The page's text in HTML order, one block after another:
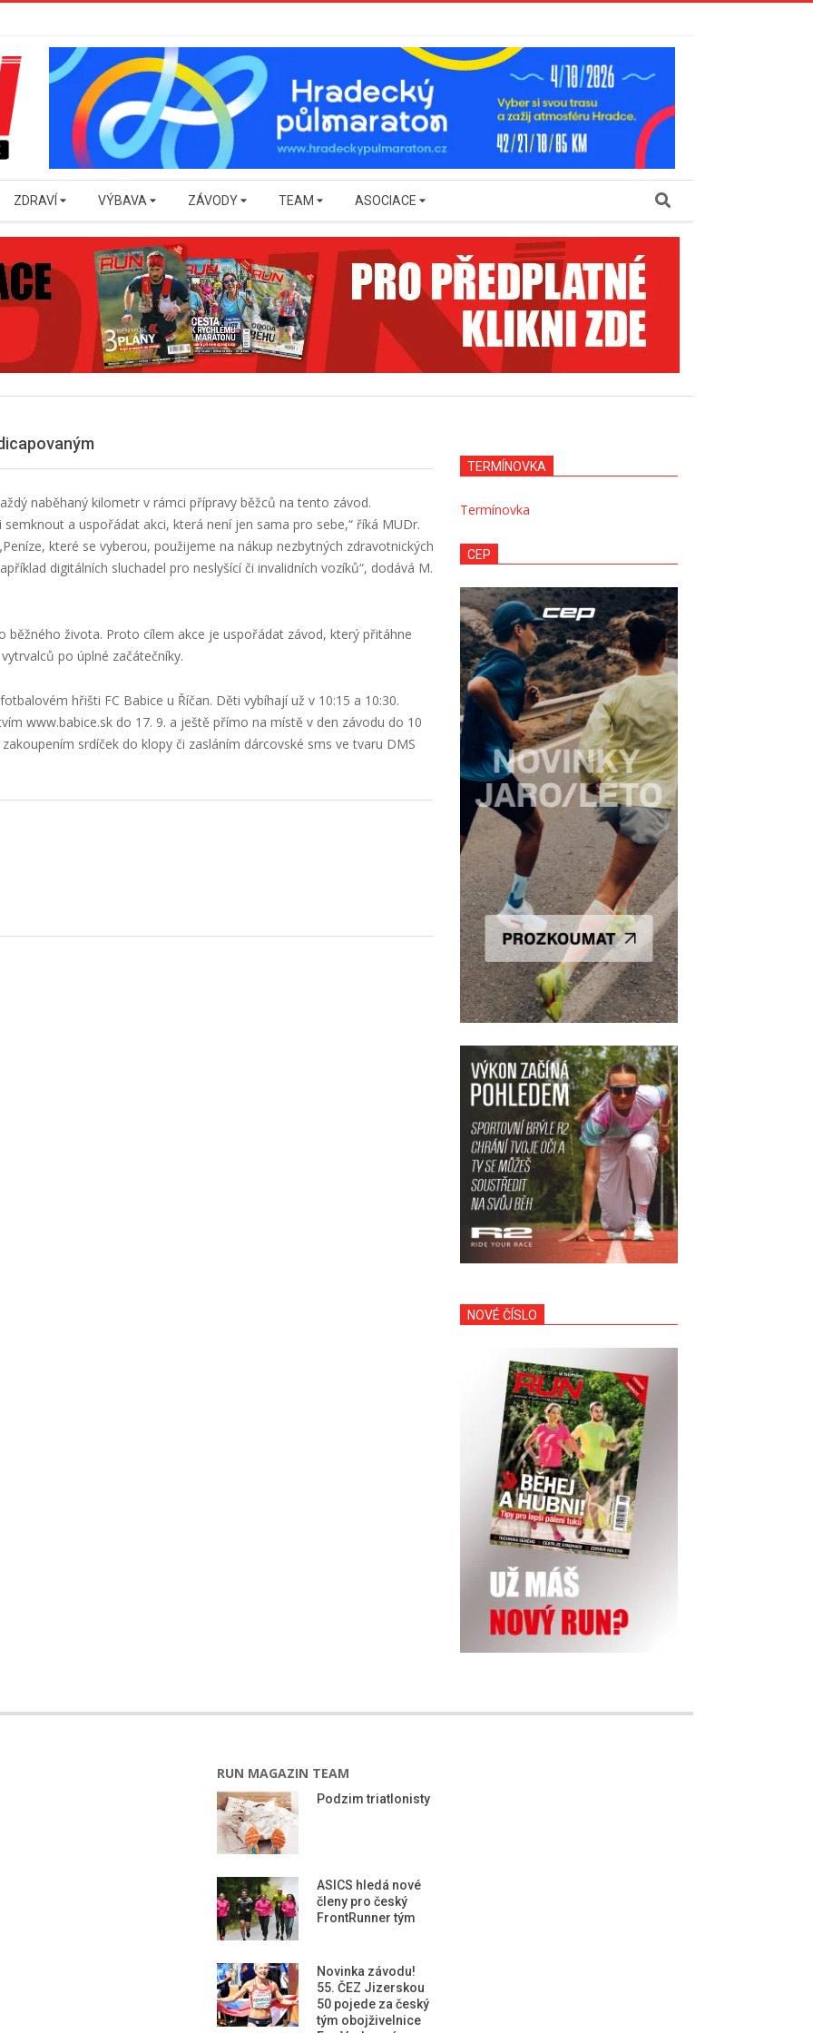
ZDRAVÍ VÝBAVA ZÁVODY TEAM ASOCIACE Search
naběhaný kilometr v rámci přípravy běžců na tento závod.
a uspořádat akci, která není jen sama pro sebe,“ říká MUDr.
které se vyberou, použijeme na nákup nezbytných zdravotnických
digitálních sluchadel pro neslyšící či invalidních vozíků“, dodává M.
běžného života. Proto cílem akce je uspořádat závod, který přitáhne
po úplné začátečníky.
hřišti FC Babice u Říčan. Děti vybíhají už v 10:15 a 10:30.
www.babice.sk do 17. 9. a ještě přímo na místě v den závodu do 10
srdíček do klopy či zasláním dárcovské sms ve tvaru DMS
TERMÍNOVKA
Termínovka
CEP
NOVÉ ČÍSLO
RUN MAGAZIN TEAM
Podzim triatlonisty
ASICS hledá nové
členy pro český
FrontRunner tým
Novinka závodu!
55. ČEZ Jizerskou
50 pojede za český
tým obojživelnice